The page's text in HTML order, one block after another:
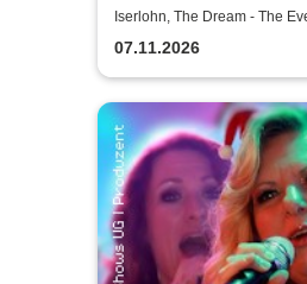
Hauptkommissar
ermittelt
Iserlohn, The Dream - The
Iserlohn
07.11.2026